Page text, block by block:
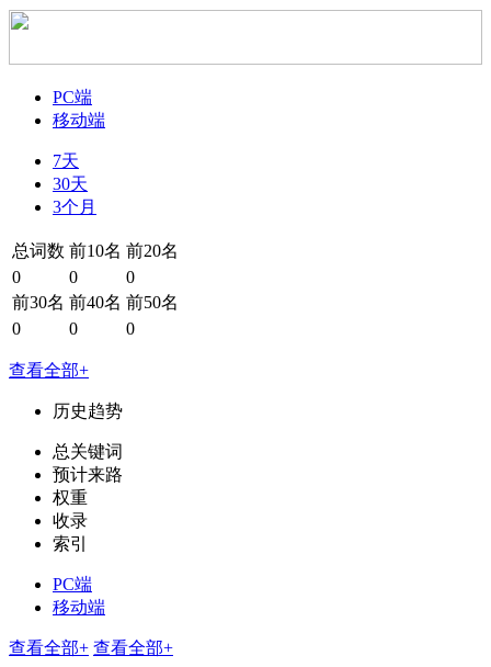
PC端
移动端
7天
30天
3个月
总词数 前10名 前20名
0
0
0
前30名 前40名 前50名
0
0 0
查看全部+
历史趋势
总关键词
预计来路
权重
收录
索引
PC端
移动端
查看全部+ 查看全部+